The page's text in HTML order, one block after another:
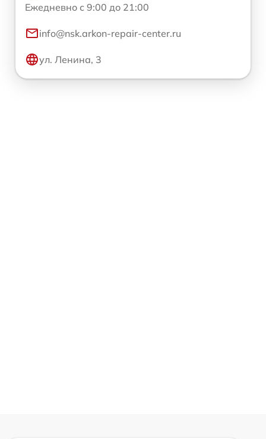
Ежедневно с 9:00 до 21:00
info@nsk.arkon-repair-center.ru
ул. Ленина, 3